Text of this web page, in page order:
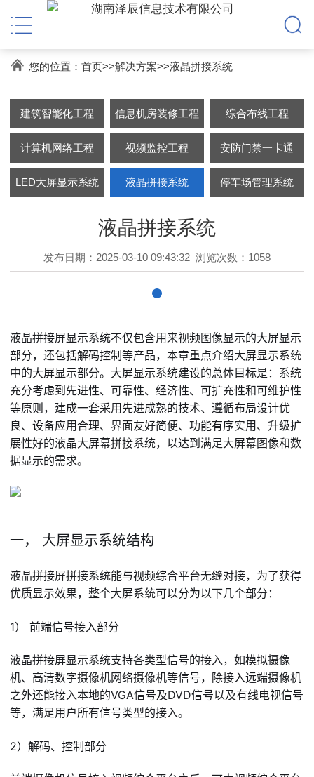
您的位置： 首页>>解决方案>>液晶拼接系统
建筑智能化工程 信息机房装修工程 综合布线工程
计算机网络工程 视频监控工程 安防门禁一卡通
LED大屏显示系统 液晶拼接系统 停车场管理系统
液晶拼接系统
发布日期：2025-03-10 09:43:32 浏览次数：1058
液晶拼接屏显示系统不仅包含用来视频图像显示的大屏显示
部分，还包括解码控制等产品，本章重点介绍大屏显示系统
中的大屏显示部分。大屏显示系统建设的总体目标是：系统
充分考虑到先进性、可靠性、经济性、可扩充性和可维护性
等原则，建成一套采用先进成熟的技术、遵循布局设计优
良、设备应用合理、界面友好简便、功能有序实用、升级扩
展性好的液晶大屏幕拼接系统，以达到满足大屏幕图像和数
据显示的需求。
一， 大屏显示系统结构
液晶拼接屏拼接系统能与视频综合平台无缝对接，为了获得
优质显示效果，整个大屏系统可以分为以下几个部分：
1） 前端信号接入部分
液晶拼接屏显示系统支持各类型信号的接入，如模拟摄像
机、高清数字摄像机网络摄像机等信号，除接入远端摄像机
之外还能接入本地的VGA信号及DVD信号以及有线电视信号
等，满足用户所有信号类型的接入。
2）解码、控制部分